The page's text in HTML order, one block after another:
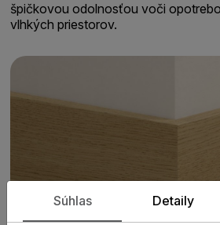
špičkovou odolnosťou voči
vlhkých priestorov.
Súhlas Detaily